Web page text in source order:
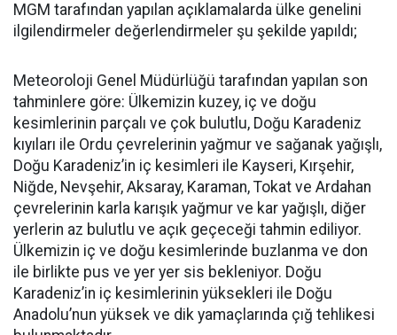
MGM tarafından yapılan açıklamalarda ülke genelini
ilgilendirmeler değerlendirmeler şu şekilde yapıldı;
Meteoroloji Genel Müdürlüğü tarafından yapılan son
tahminlere göre: Ülkemizin kuzey, iç ve doğu
kesimlerinin parçalı ve çok bulutlu, Doğu Karadeniz
kıyıları ile Ordu çevrelerinin yağmur ve sağanak yağışlı,
Doğu Karadeniz’in iç kesimleri ile Kayseri, Kırşehir,
Niğde, Nevşehir, Aksaray, Karaman, Tokat ve Ardahan
çevrelerinin karla karışık yağmur ve kar yağışlı, diğer
yerlerin az bulutlu ve açık geçeceği tahmin ediliyor.
Ülkemizin iç ve doğu kesimlerinde buzlanma ve don
ile birlikte pus ve yer yer sis bekleniyor. Doğu
Karadeniz’in iç kesimlerinin yüksekleri ile Doğu
Anadolu’nun yüksek ve dik yamaçlarında çığ tehlikesi